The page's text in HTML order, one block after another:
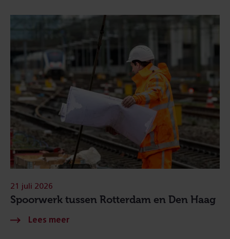
Spoorwerk tussen Rotterdam en Den Haag
21 juli 2026